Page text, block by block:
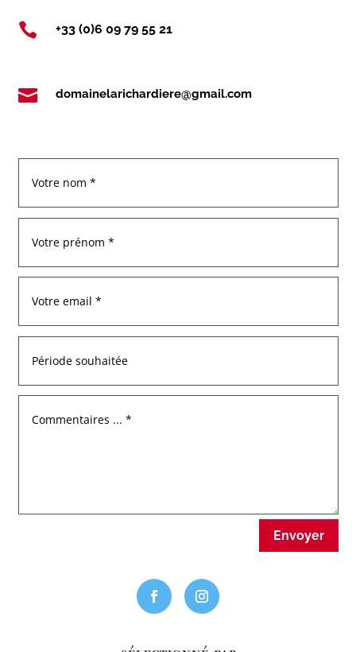
 +33 (0)6 09 79 55 21
 domainelarichardiere@gmail.com
Envoyer